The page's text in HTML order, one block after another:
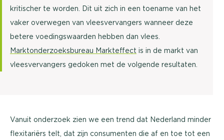
kritischer te worden. Dit uit zich in een toename van het
vaker overwegen van vleesvervangers wanneer deze
betere voedingswaarden hebben dan vlees.
Marktonderzoeksbureau Markteffect is in de markt van
vleesvervangers gedoken met de volgende resultaten.
Vanuit onderzoek zien we een trend dat Nederland minder
flexitariërs telt, dat zijn consumenten die af en toe tot een